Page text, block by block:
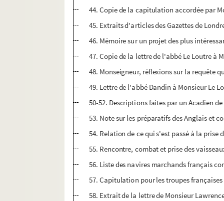
44. Copie de la capitulation accordée par
45. Extraits d'articles des Gazettes de
46. Mémoire sur un projet des plus
47. Copie de la lettre de l'abbé Le Loutre à
48. Monseigneur, réflexions sur la requête
49. Lettre de l'abbé Dandin à Monsieur Le
50-52. Descriptions faites par un Acadien
53. Note sur les préparatifs des Anglais et
54. Relation de ce qui s'est passé à la prise
55. Rencontre, combat et prise des
56. Liste des navires marchands français
57. Capitulation pour les troupes
58. Extrait de la lettre de Monsieur